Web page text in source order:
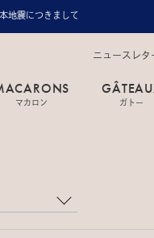
地震につきまして
ニュースレタ
マカロン ガトー